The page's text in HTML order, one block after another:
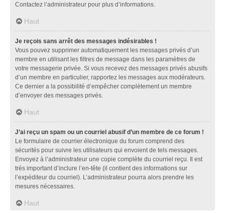
Contactez l’administrateur pour plus d’informations.
Haut
Je reçois sans arrêt des messages indésirables !
Vous pouvez supprimer automatiquement les messages privés d’un
membre en utilisant les filtres de message dans les paramètres de
votre messagerie privée. Si vous recevez des messages privés abusifs
d’un membre en particulier, rapportez les messages aux modérateurs.
Ce dernier a la possibilité d’empêcher complètement un membre
d’envoyer des messages privés.
Haut
J’ai reçu un spam ou un courriel abusif d’un membre de ce forum !
Le formulaire de courrier électronique du forum comprend des
sécurités pour suivre les utilisateurs qui envoient de tels messages.
Envoyez à l’administrateur une copie complète du courriel reçu. Il est
très important d’inclure l’en-tête (il contient des informations sur
l’expéditeur du courriel). L’administrateur pourra alors prendre les
mesures nécessaires.
Haut